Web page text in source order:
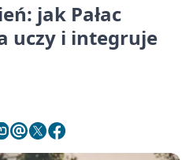
jak Pałac
uczy i integruje